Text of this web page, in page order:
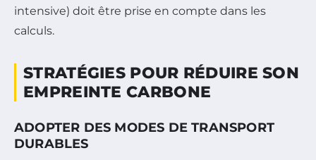
intensive) doit être prise en compte dans les
calculs.
STRATÉGIES POUR RÉDUIRE SON
EMPREINTE CARBONE
ADOPTER DES MODES DE TRANSPORT
DURABLES